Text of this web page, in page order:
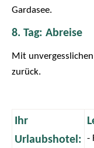
Gardasee.
8. Tag: Abreise
Mit
zurück.
Ihr
Urlaubshotel: -